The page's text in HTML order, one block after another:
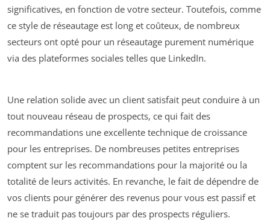
significatives, en fonction de votre secteur. Toutefois, comme
ce style de réseautage est long et coûteux, de nombreux
secteurs ont opté pour un réseautage purement numérique
via des plateformes sociales telles que LinkedIn.
Une relation solide avec un client satisfait peut conduire à un
tout nouveau réseau de prospects, ce qui fait des
recommandations une excellente technique de croissance
pour les entreprises. De nombreuses petites entreprises
comptent sur les recommandations pour la majorité ou la
totalité de leurs activités. En revanche, le fait de dépendre de
vos clients pour générer des revenus pour vous est passif et
ne se traduit pas toujours par des prospects réguliers.